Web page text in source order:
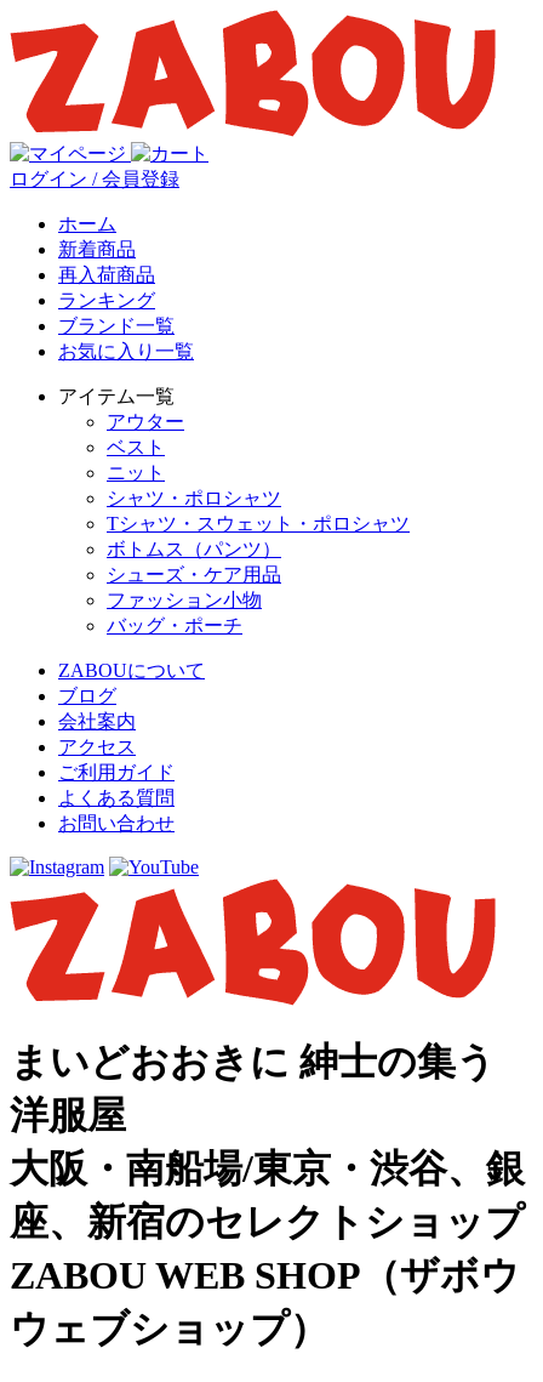
ログイン / 会員登録
ホーム
新着商品
再入荷商品
ランキング
ブランド一覧
お気に入り一覧
アイテム一覧
アウター
ベスト
ニット
シャツ・ポロシャツ
Tシャツ・スウェット・ポロシャツ
ボトムス（パンツ）
シューズ・ケア用品
ファッション小物
バッグ・ポーチ
ZABOUについて
ブログ
会社案内
アクセス
ご利用ガイド
よくある質問
お問い合わせ
まいどおおきに 紳士の集う
洋服屋
大阪・南船場/東京・渋谷、銀
座、新宿のセレクトショップ
ZABOU WEB SHOP（ザボウ
ウェブショップ）